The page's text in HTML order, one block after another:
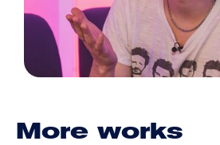
More works